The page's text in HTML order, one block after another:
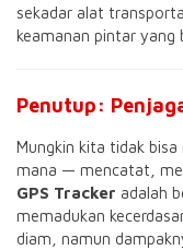
sekadar alat
keamanan pintar yang
Penutup:
Mungkin kita tidak
mana — mencatat,
GPS Tracker adalah
memadukan
diam, namun